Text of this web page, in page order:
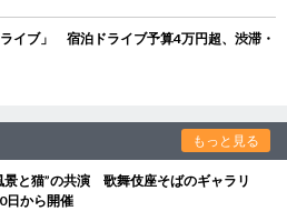
イブ」 宿泊ドライブ予算4万円超、渋滞・
もっと見る
景と猫”の共演 歌舞伎座そばのギャラリ
日から開催